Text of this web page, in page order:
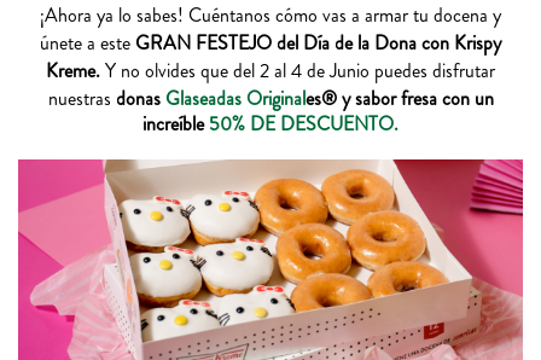
¡Ahora ya lo sabes! Cuéntanos cómo vas a armar tu docena y
únete a esteGRAN FESTEJO del Día de la Dona con Krispy
Kreme.Y no olvides que del 2 al 4 de Junio puedes disfrutar
nuestras donasGlaseadas Originales® y sabor fresa con un
increíble50% DE DESCUENTO.